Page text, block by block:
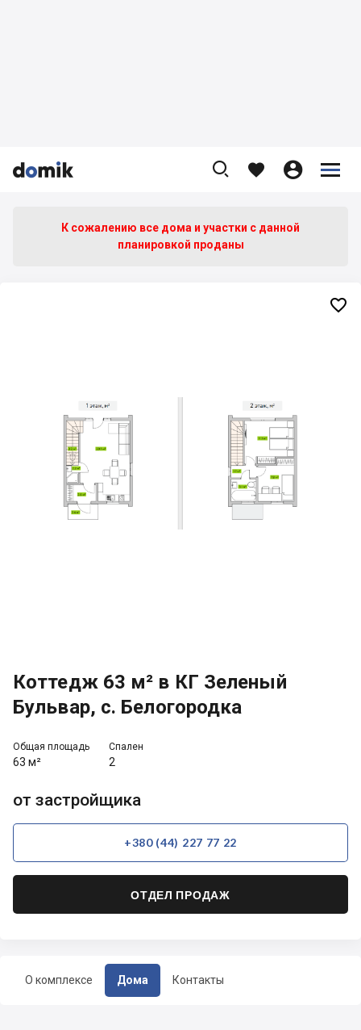


    


О комплексе Дома Контакты
К сожалению все дома и участки c данной
планировкой проданы
Коттедж 63 м² в КГ Зеленый
Бульвар, с. Белогородка
Общая площадь
63 м²
Спален
2
от застройщика
+380 (44) 227 77 22
ОТДЕЛ ПРОДАЖ
